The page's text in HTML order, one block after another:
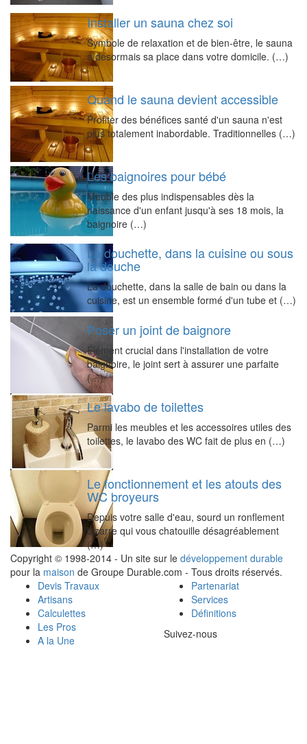
Installer un sauna chez soi
Symbole de relaxation et de bien-être, le sauna
a désormais sa place dans votre domicile. (…)
Quand le sauna devient accessible
Profiter des bénéfices santé d'un sauna n'est
plus totalement inabordable. Traditionnelles (…)
Les baignoires pour bébé
Meuble des plus indispensables dès la
naissance d'un enfant jusqu'à ses 18 mois, la
baignoire (…)
La douchette, dans la cuisine ou sous
la douche
La douchette, dans la salle de bain ou dans la
cuisine, est un ensemble formé d'un tube et (…)
Poser un joint de baignore
Élément crucial dans l'installation de votre
baignoire, le joint sert à assurer une parfaite
(…)
Le lavabo de toilettes
Parmi les meubles et les accessoires utiles des
toilettes, le lavabo des WC fait de plus en (…)
Le fonctionnement et les atouts des
WC broyeurs
Depuis votre salle d'eau, sourd un ronflement
bizarre qui vous chatouille désagréablement
(…)
Copyright © 1998-2014 - Un site sur le développement durable
pour la maison de Groupe Durable.com - Tous droits réservés.
Devis Travaux
Artisans
Calculettes
Les Pros
A la Une
Partenariat
Services
Définitions
Suivez-nous